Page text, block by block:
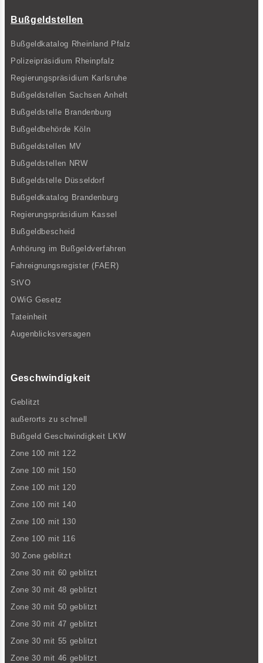
Bußgeldstellen
Bußgeldkatalog Rheinland Pfalz
Polizeipräsidium Rheinpfalz
Regierungspräsidium Karlsruhe
Bußgeldstellen Sachsen Anhelt
Bußgeldstelle Brandenburg
Bußgeldbehörde Köln
Bußgeldstellen MV
Bußgeldstellen NRW
Bußgeldstelle Düsseldorf
Bußgeldkatalog Brandenburg
Regierungspräsidium Kassel
Bußgeldbescheid
Anhörung im Bußgeldverfahren
Fahreignungsregister (FAER)
StVO
OWiG Gesetz
Tateinheit
Augenblicksversagen
Geschwindigkeit
Geblitzt
außerorts zu schnell
Bußgeld Geschwindigkeit LKW
Zone 100 mit 122
Zone 100 mit 150
Zone 100 mit 120
Zone 100 mit 140
Zone 100 mit 130
Zone 100 mit 116
30 Zone geblitzt
Zone 30 mit 60 geblitzt
Zone 30 mit 48 geblitzt
Zone 30 mit 50 geblitzt
Zone 30 mit 47 geblitzt
Zone 30 mit 55 geblitzt
Zone 30 mit 46 geblitzt